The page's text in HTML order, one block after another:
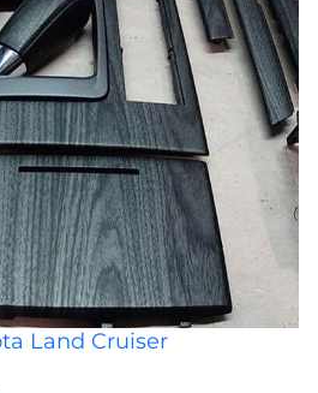
Land Cruiser